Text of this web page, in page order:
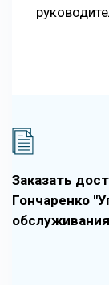
Заказать
Гончаренко